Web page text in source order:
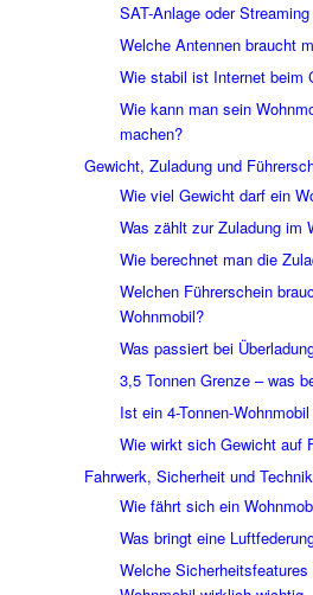
SAT-Anlage oder
Welche Antennen braucht
Wie stabil ist Internet beim
Wie kann man sein
machen?
Gewicht, Zuladung und
Wie viel Gewicht darf ein
Was zählt zur Zuladung im
Wie berechnet man die
Welchen Führerschein
Wohnmobil?
Was passiert bei
3,5 Tonnen Grenze – was
Ist ein 4-Tonnen-
Wie wirkt sich Gewicht auf
Fahrwerk, Sicherheit und Technik
Wie fährt sich ein
Was bringt eine
Welche